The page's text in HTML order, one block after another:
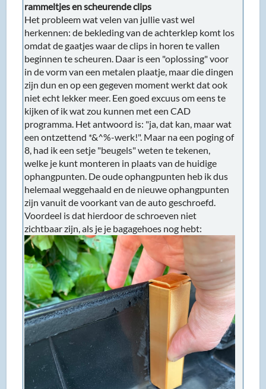
rammeltjes en scheurende clips
Het probleem wat velen van jullie vast wel
herkennen: de bekleding van de achterklep komt los
omdat de gaatjes waar de clips in horen te vallen
beginnen te scheuren. Daar is een "oplossing" voor
in de vorm van een metalen plaatje, maar die dingen
zijn dun en op een gegeven moment werkt dat ook
niet echt lekker meer. Een goed excuus om eens te
kijken of ik wat zou kunnen met een CAD
programma. Het antwoord is: "ja, dat kan, maar wat
een ontzettend *&^%-werk!". Maar na een poging of
8, had ik een setje "beugels" weten te tekenen,
welke je kunt monteren in plaats van de huidige
ophangpunten. De oude ophangpunten heb ik dus
helemaal weggehaald en de nieuwe ophangpunten
zijn vanuit de voorkant van de auto geschroefd.
Voordeel is dat hierdoor de schroeven niet
zichtbaar zijn, als je je bagagehoes nog hebt: